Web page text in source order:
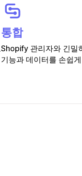
통합
Shopify 관리자와 긴밀
기능과 데이터를 손쉽